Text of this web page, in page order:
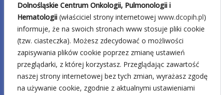
Dolnośląskie Centrum Onkologii, Pulmonologii i
Hematologii (właściciel strony internetowej www.dcopih.pl)
informuje, że na swoich stronach www stosuje pliki cookie
(tzw. ciasteczka). Możesz zdecydować o możliwości
zapisywania plików cookie poprzez zmianę ustawień
przeglądarki, z której korzystasz. Przeglądając zawartość
naszej strony internetowej bez tych zmian, wyrażasz zgodę
na używanie cookie, zgodnie z aktualnymi ustawieniami